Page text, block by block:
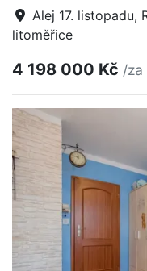
Alej 17. listopadu,
litoměřice
4 198 000 Kč /za